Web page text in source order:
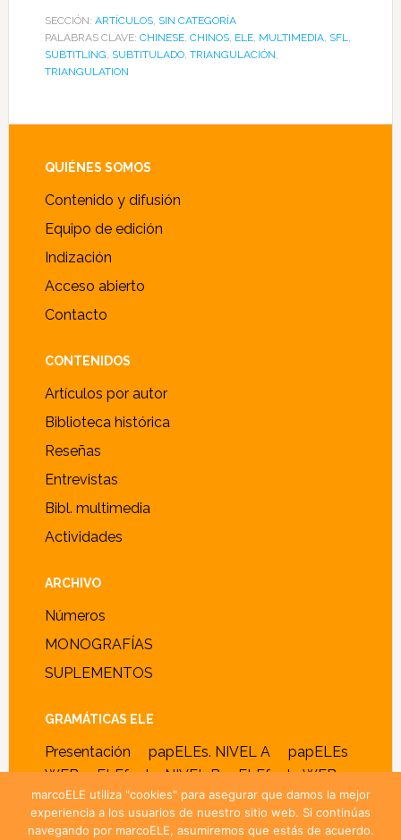
SECCIÓN: ARTÍCULOS, SIN CATEGORÍA
PALABRAS CLAVE: CHINESE, CHINOS, ELE, MULTIMEDIA, SFL,
SUBTITLING, SUBTITULADO, TRIANGULACIÓN,
TRIANGULATION
Footer
QUIÉNES SOMOS
Contenido y difusión
Equipo de edición
Indización
Acceso abierto
Contacto
CONTENIDOS
Artículos por autor
Biblioteca histórica
Reseñas
Entrevistas
Bibl. multimedia
Actividades
ARCHIVO
Números
MONOGRAFÍAS
SUPLEMENTOS
GRAMÁTICAS ELE
Presentación papELEs. NIVEL A
papELEs
WEB
ELEfante. NIVEL B ELEfante WEB
marcoELE utiliza "cookies" para asegurar que damos la mejor
experiencia a los usuarios de nuestro sitio web. Si continúas
navegando por marcoELE, asumiremos que estás de acuerdo.